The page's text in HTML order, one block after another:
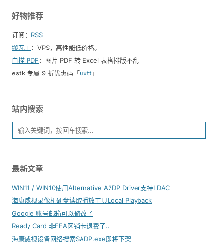
好物推荐
订阅： RSS
搬瓦工：VPS，高性能低价格。️
白描 PDF：图片 PDF 转 Excel 表格排版不乱
estk 专属 9 折优惠码「uxtt 」
站内搜索
最新文章
WIN11 / WIN10使用Alternative A2DP Driver支持LDAC
海康威视录像机硬盘读取播放工具Local Playback
Google 账号邮箱可以修改了
Ready Card 非EEA区销卡退费了…
海康威视设备网络搜索SADP.exe即将下架